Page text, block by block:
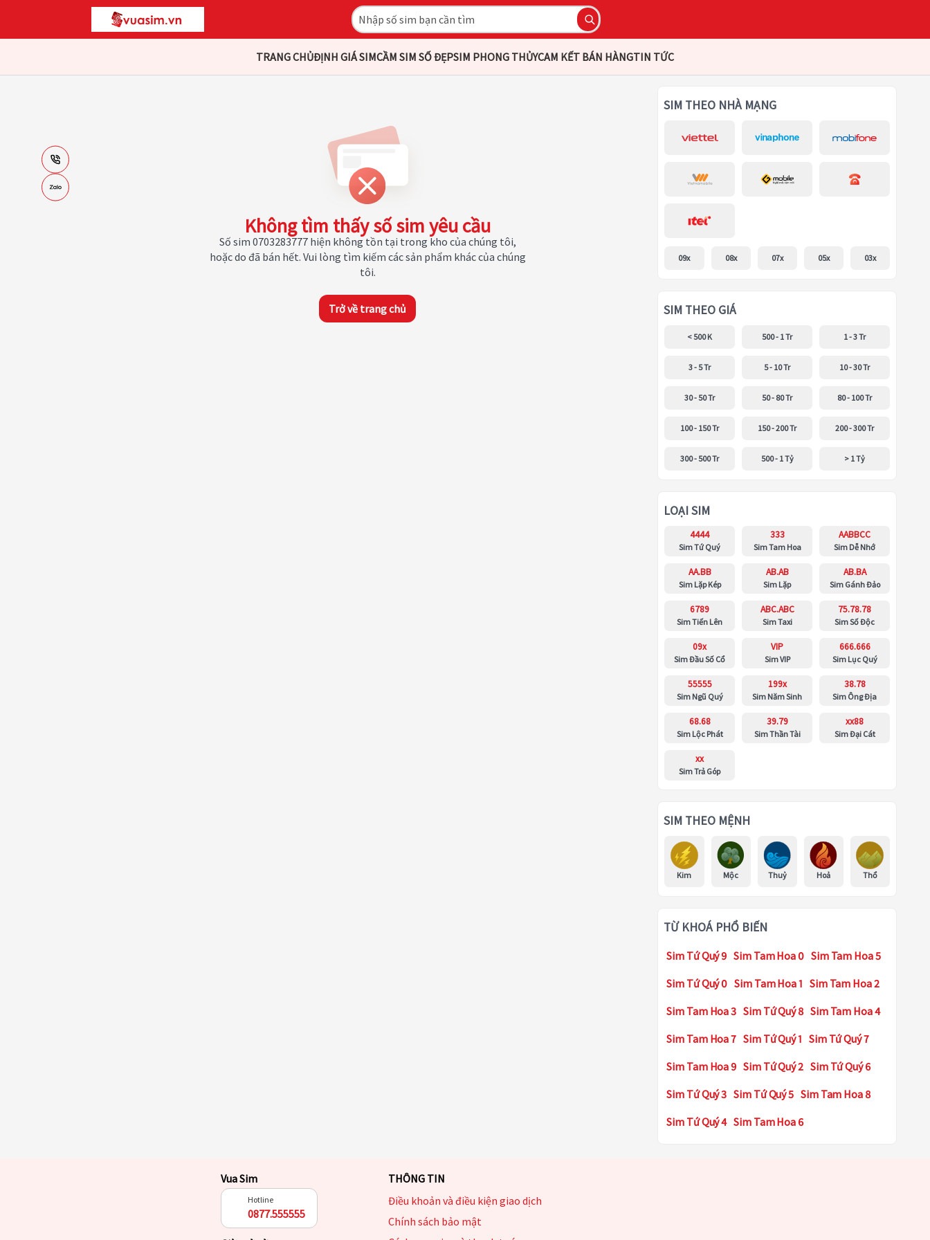
TRANG CHỦĐỊNH GIÁ SIMCẦM SIM SỐ ĐẸPSIM PHONG THỦYCAM KẾT BÁN HÀNGTIN TỨC
Không tìm thấy số sim yêu cầu
Số sim 0703283777 hiện không tồn tại trong kho của chúng tôi,
hoặc do đã bán hết. Vui lòng tìm kiếm các sản phẩm khác của chúng
tôi.
Trở về trang chủ
SIM THEO NHÀ MẠNG
09x 08x 07x 05x 03x
SIM THEO GIÁ
< 500 K 500 - 1 Tr 1 - 3 Tr
3 - 5 Tr 5 - 10 Tr 10 - 30 Tr
30 - 50 Tr 50 - 80 Tr 80 - 100 Tr
100 - 150 Tr 150 - 200 Tr 200 - 300 Tr
300 - 500 Tr 500 - 1 Tỷ > 1 Tỷ
LOẠI SIM
4444
Sim Tứ Quý
333
Sim Tam Hoa
AABBCC
Sim Dễ Nhớ
AA.BB
Sim Lặp Kép
AB.AB
Sim Lặp
AB.BA
Sim Gánh Đảo
6789
Sim Tiến Lên
ABC.ABC
Sim Taxi
75.78.78
Sim Số Độc
09x
Sim Đầu Số Cổ
VIP
Sim VIP
666.666
Sim Lục Quý
55555
Sim Ngũ Quý
199x
Sim Năm Sinh
38.78
Sim Ông Địa
68.68
Sim Lộc Phát
39.79
Sim Thần Tài
xx88
Sim Đại Cát
xx
Sim Trả Góp
SIM THEO MỆNH
Kim Mộc Thuỷ Hoả Thổ
TỪ KHOÁ PHỔ BIẾN
Sim Tứ Quý 9 Sim Tam Hoa 0 Sim Tam Hoa 5
Sim Tứ Quý 0 Sim Tam Hoa 1 Sim Tam Hoa 2
Sim Tam Hoa 3 Sim Tứ Quý 8 Sim Tam Hoa 4
Sim Tam Hoa 7 Sim Tứ Quý 1 Sim Tứ Quý 7
Sim Tam Hoa 9 Sim Tứ Quý 2 Sim Tứ Quý 6
Sim Tứ Quý 3 Sim Tứ Quý 5 Sim Tam Hoa 8
Sim Tứ Quý 4 Sim Tam Hoa 6
Vua Sim
Hotline
0877.555555
THÔNG TIN
Điều khoản và điều kiện giao dịch
Chính sách bảo mật